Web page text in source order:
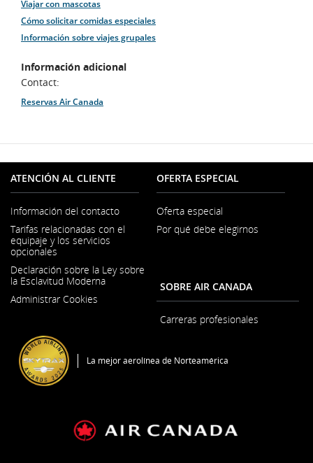
Viajar con mascotas
Cómo solicitar comidas especiales
Información sobre viajes grupales
Información adicional
Contact:
Reservas Air Canada
ATENCIÓN AL CLIENTE
Información del contacto
abre
ventana
nueva
Tarifas relacionadas con el
equipaje y los servicios
opcionales
Declaración sobre la Ley sobre
la Esclavitud Moderna
Administrar Cookies
OFERTA ESPECIAL
Oferta especial
Por qué debe elegirnos
SOBRE AIR CANADA
Carreras profesionales
La mejor aerolínea de Norteamérica